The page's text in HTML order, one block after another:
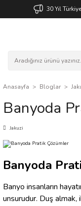
30 Yıl
Anasayfa Bloglar
Banyoda
Jakuzi
Banyoda
Banyo insanların
unsurudur. Duş almak,